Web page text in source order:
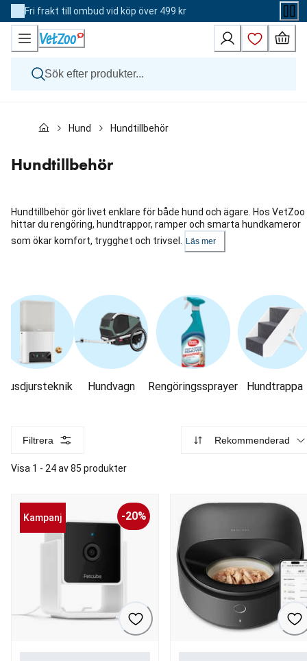
Skip
to
Content
Fri frakt till ombud vid köp över 499 kr
Katt
Veterinärfoder
Varumärken
Hund Hundtillbehör
Hundtillbehör
Hundtillbehör gör livet enklare för både hund och ägare. Hos VetZoo
hittar du rengöring, hundtrappor, ramper och smarta hundkameror
som ökar komfort, trygghet och trivsel.
Läs mer
Hoppa
Husdjursteknik Hundvagn Rengöringssprayer Hundtrappa
Filtrera Rekommenderad
Visa 1 - 24 av 85 produkter
Kampanj -20%